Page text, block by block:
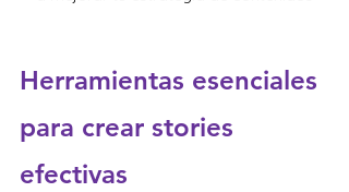
Herramientas esenciales
para crear stories
efectivas